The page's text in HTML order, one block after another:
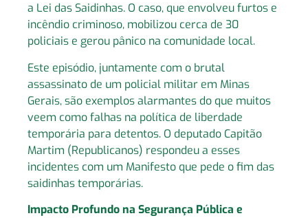
a Lei das Saidinhas. O caso, que envolveu furtos e
incêndio criminoso, mobilizou cerca de 30
policiais e gerou pânico na comunidade local.
Este episódio, juntamente com o brutal
assassinato de um policial militar em Minas
Gerais, são exemplos alarmantes do que muitos
veem como falhas na política de liberdade
temporária para detentos. O deputado Capitão
Martim (Republicanos) respondeu a esses
incidentes com um Manifesto que pede o fim das
saidinhas temporárias.
Impacto Profundo na Segurança Pública e